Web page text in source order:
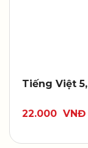
Tiếng Việt
22.000 VNĐ